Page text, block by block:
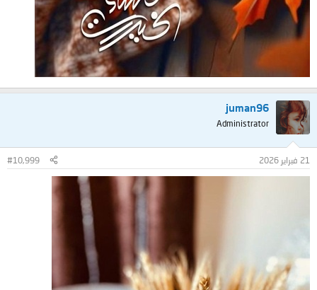
juman96
Administrator
21 فبراير 2026 #10,999